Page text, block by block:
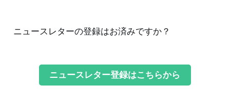
ニュースレターの登録はお済みですか？
ニュースレター登録はこちらから